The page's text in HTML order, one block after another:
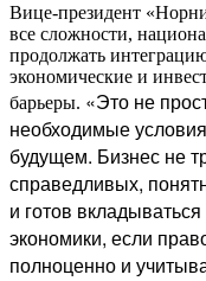
Вице-президент
все сложности,
продолжать
экономические и
барьеры. «Это не
необходимые
будущем. Бизнес не
справедливых,
и готов
экономики, если
полноценно и